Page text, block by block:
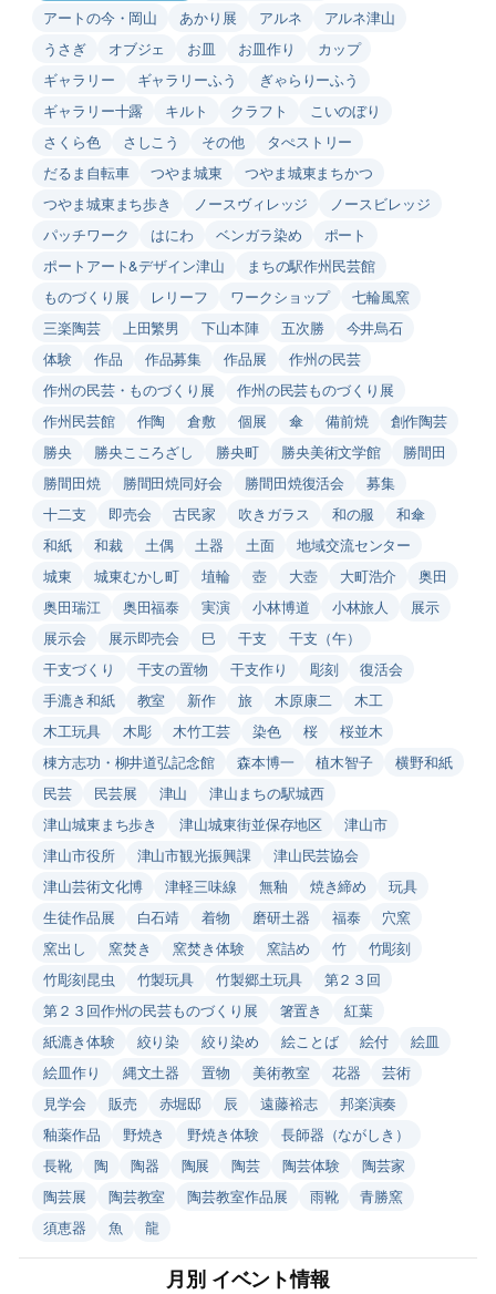
アートの今・岡山 あかり展 アルネ
アルネ津山
うさぎ
オブジェ お皿 お皿作り
カップ
ギャラリー
ギャラリーふう
ぎゃらりーふう
ギャラリー十露
キルト クラフト
こいのぼり
さくら色
さしこう その他
タぺストリー
だるま自転車
つやま城東
つやま城東まちかつ
つやま城東まち歩き
ノースヴィレッジ
ノースビレッジ
パッチワーク
はにわ ベンガラ染め
ポート
ポートアート&デザイン津山
まちの駅作州民芸館
ものづくり展
レリーフ ワークショップ
七輪風窯
三楽陶芸
上田繁男 下山本陣 五次勝
今井烏石
体験
作品 作品募集 作品展
作州の民芸
作州の民芸・ものづくり展
作州の民芸ものづくり展
作州民芸館
作陶 倉敷 個展 傘 備前焼
創作陶芸
勝央
勝央こころざし 勝央町 勝央美術文学館
勝間田
勝間田焼
勝間田焼同好会 勝間田焼復活会
募集
十二支
即売会 古民家 吹きガラス 和の服
和傘
和紙
和裁 土偶 土器 土面
地域交流センター
城東
城東むかし町 埴輪 壺 大壺 大町浩介
奥田
奥田瑞江
奥田福泰 実演 小林博道 小林旅人
展示
展示会
展示即売会 巳 干支
干支（午）
干支づくり
干支の置物 干支作り 彫刻
復活会
手漉き和紙
教室 新作 旅 木原康二
木工
木工玩具
木彫 木竹工芸 染色 桜
桜並木
棟方志功・柳井道弘記念館
森本博一 植木智子
横野和紙
民芸
民芸展 津山
津山まちの駅城西
津山城東まち歩き
津山城東街並保存地区
津山市
津山市役所
津山市観光振興課
津山民芸協会
津山芸術文化博
津軽三味線 無釉 焼き締め
玩具
生徒作品展
白石靖 着物 磨研土器 福泰
穴窯
窯出し
窯焚き 窯焚き体験 窯詰め 竹
竹彫刻
竹彫刻昆虫
竹製玩具 竹製郷土玩具
第２３回
第２３回作州の民芸ものづくり展
箸置き
紅葉
紙漉き体験
絞り染 絞り染め 絵ことば 絵付
絵皿
絵皿作り
縄文土器 置物 美術教室 花器
芸術
見学会
販売 赤堀邸 辰 遠藤裕志
邦楽演奏
釉薬作品
野焼き 野焼き体験
長師器（ながしき）
長靴
陶 陶器 陶展 陶芸 陶芸体験
陶芸家
陶芸展
陶芸教室 陶芸教室作品展 雨靴
青勝窯
須恵器
魚 龍
月別 イベント情報